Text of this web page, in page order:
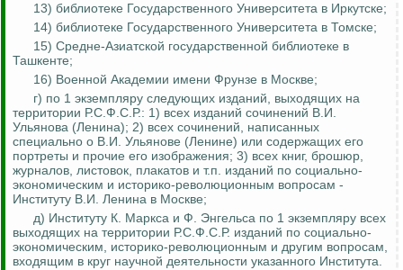
13) библиотеке Государственного Университета в Иркутске;
14) библиотеке Государственного Университета в Томске;
15) Средне-Азиатской государственной библиотеке в
Ташкенте;
16) Военной Академии имени Фрунзе в Москве;
г) по 1 экземпляру следующих изданий, выходящих на
территории Р.С.Ф.С.Р.: 1) всех изданий сочинений В.И.
Ульянова (Ленина); 2) всех сочинений, написанных
специально о В.И. Ульянове (Ленине) или содержащих его
портреты и прочие его изображения; 3) всех книг, брошюр,
журналов, листовок, плакатов и т.п. изданий по социально-
экономическим и историко-революционным вопросам -
Институту В.И. Ленина в Москве;
д) Институту К. Маркса и Ф. Энгельса по 1 экземпляру всех
выходящих на территории Р.С.Ф.С.Р. изданий по социально-
экономическим, историко-революционным и другим вопросам,
входящим в круг научной деятельности указанного Института.